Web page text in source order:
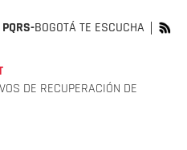
PQRS-BOGOTÁ TE ESCUCHA
DE RECUPERACIÓN DE